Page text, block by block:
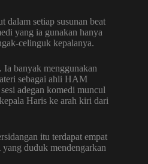
dalam setiap susunan beat
yang ia gunakan hanya
celinguk kepalanya.
Ia banyak menggunakan
sebagai ahli HAM
adegan komedi muncul
kepala Haris ke arah kiri dari
itu terdapat empat
duduk mendengarkan